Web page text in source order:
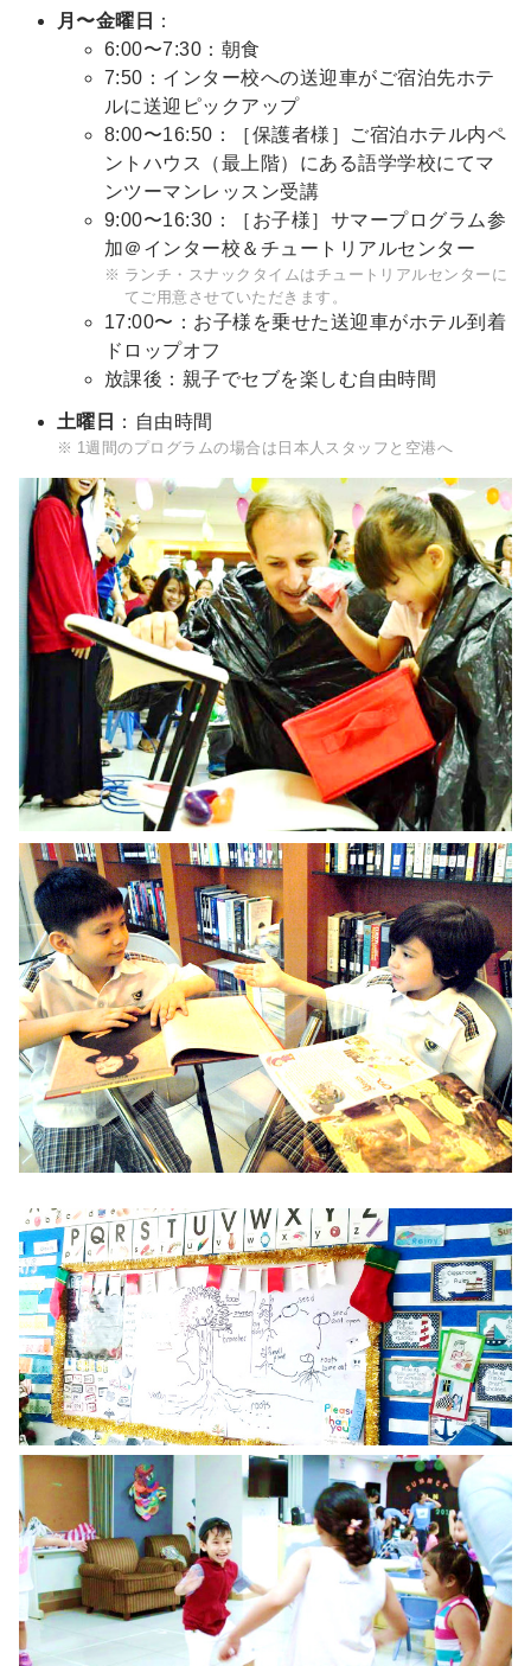
月〜金曜日
：
6:00〜7:30：朝食
7:50：インター校への送迎車がご宿泊先ホテ
ルに送迎ピックアップ
8:00〜16:50：［保護者様］ご宿泊ホテル内ペ
ントハウス（最上階）にある語学学校にてマ
ンツーマンレッスン受講
9:00〜16:30：［お子様］サマープログラム参
加＠インター校＆チュートリアルセンター
ランチ・スナックタイムはチュートリアルセンターに
てご用意させていただきます。
17:00〜：お子様を乗せた送迎車がホテル到着
ドロップオフ
放課後：親子でセブを楽しむ自由時間
土曜日 ：自由時間
1週間のプログラムの場合は日本人スタッフと空港へ